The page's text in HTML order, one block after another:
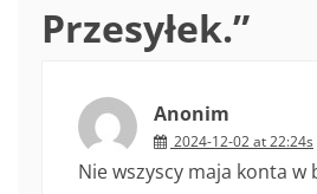
Przesyłek.”
Anonim
2024-12-02 at 22:24s
Nie wszyscy maja konta w